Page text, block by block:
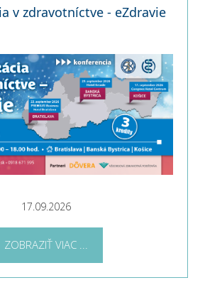
v zdravotníctve - eZdravie
17.09.2026
ZOBRAZIŤ VIAC ...